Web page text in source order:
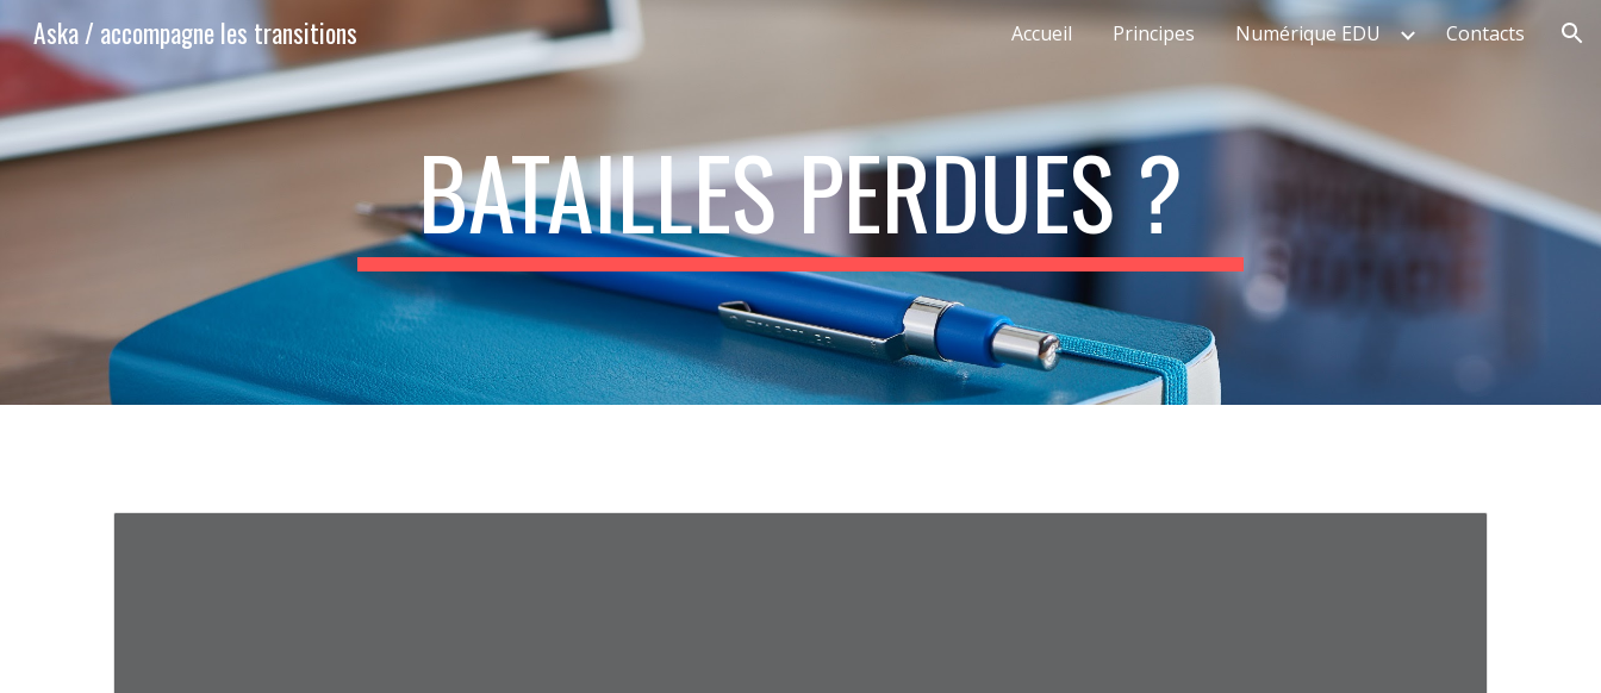
Skip to main content Skip to navigation
Aska / accompagne les transitions Accueil Principes Numérique EDU Contacts
BATAILLES PERDUES ?